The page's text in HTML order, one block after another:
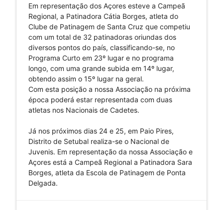
Em representação dos Açores esteve a Campeã
Regional, a Patinadora Cátia Borges, atleta do
Clube de Patinagem de Santa Cruz que competiu
com um total de 32 patinadoras oriundas dos
diversos pontos do país, classificando-se, no
Programa Curto em 23º lugar e no programa
longo, com uma grande subida em 14º lugar,
obtendo assim o 15º lugar na geral.
Com esta posição a nossa Associação na próxima
época poderá estar representada com duas
atletas nos Nacionais de Cadetes.
Já nos próximos dias 24 e 25, em Paio Pires,
Distrito de Setubal realiza-se o Nacional de
Juvenis. Em representação da nossa Associação e
Açores está a Campeã Regional a Patinadora Sara
Borges, atleta da Escola de Patinagem de Ponta
Delgada.